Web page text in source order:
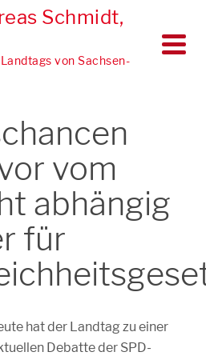
Schmidt,
von Sachsen-
vom
abhängig
für
hat der Landtag zu einer
Debatte der SPD-